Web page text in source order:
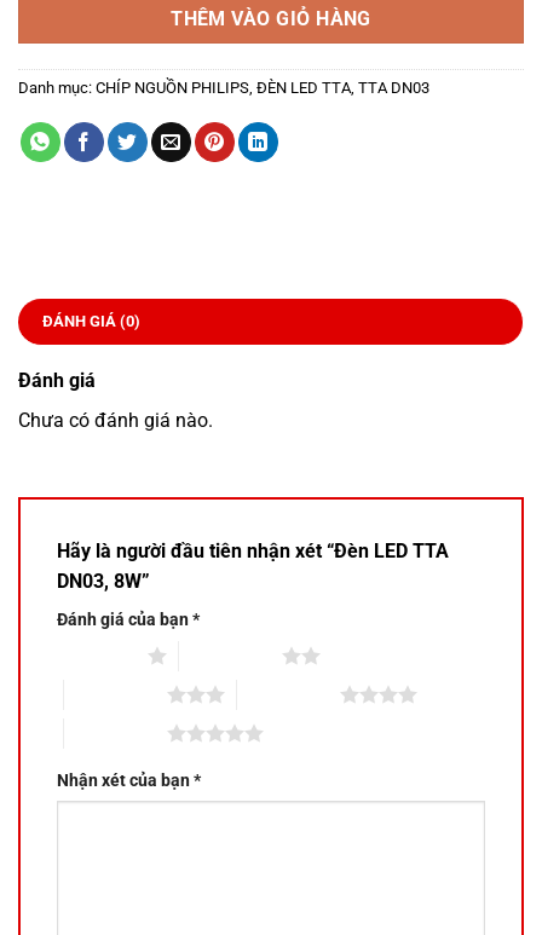
THÊM VÀO GIỎ HÀNG
Danh mục: CHÍP NGUỒN PHILIPS, ĐÈN LED TTA, TTA DN03
ĐÁNH GIÁ (0)
Đánh giá
Chưa có đánh giá nào.
Hãy là người đầu tiên nhận xét “Đèn LED TTA
DN03, 8W”
Đánh giá của bạn*
Nhận xét của bạn*